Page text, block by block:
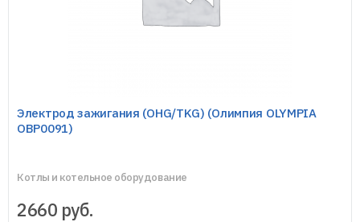
Электрод зажигания (OHG/TKG) (Олимпия OLYMPIA
OBP0091)
Котлы и котельное оборудование
2660 руб.